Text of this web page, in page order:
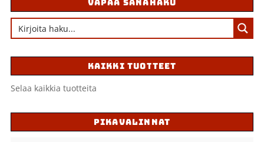
VAPAA SANAHAKU
KAIKKI TUOTTEET
Selaa kaikkia tuotteita
PIKAVALINNAT